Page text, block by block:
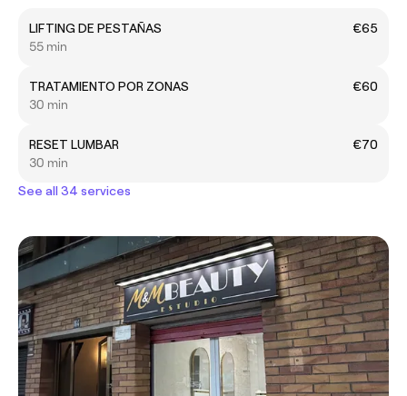
LIFTING DE PESTAÑAS
€65
55 min
TRATAMIENTO POR ZONAS
€60
30 min
RESET LUMBAR
€70
30 min
See all 34 services